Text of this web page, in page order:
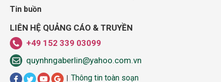
Tin buồn
LIÊN HỆ QUẢNG CÁO & TRUYỀN
+49 152 339 03099
quynhngaberlin@yahoo.com.vn
Thông tin toàn soạn